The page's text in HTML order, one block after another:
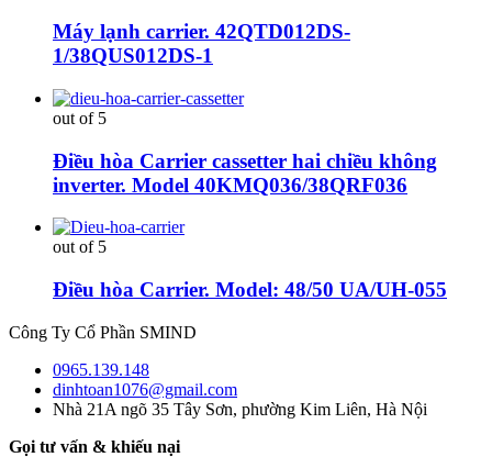
Máy lạnh carrier. 42QTD012DS-
1/38QUS012DS-1
out of 5
Điều hòa Carrier cassetter hai chiều không
inverter. Model 40KMQ036/38QRF036
out of 5
Điều hòa Carrier. Model: 48/50 UA/UH-055
Công Ty Cổ Phần SMIND
0965.139.148
dinhtoan1076@gmail.com
Nhà 21A ngõ 35 Tây Sơn, phường Kim Liên, Hà Nội
Gọi tư vấn & khiếu nại